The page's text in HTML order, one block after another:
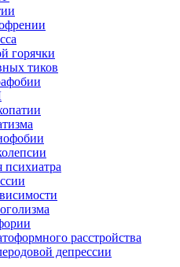
горячки
тиков
психиатра
расстройства
депрессии